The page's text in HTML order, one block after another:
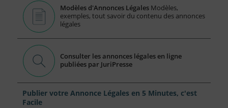
Modèles d'Annonces Légales Modèles,
exemples, tout savoir du contenu des annonces
légales
Consulter les annonces légales en ligne
publiées par JuriPresse
Publier votre Annonce Légales en 5 Minutes, c'est
Facile